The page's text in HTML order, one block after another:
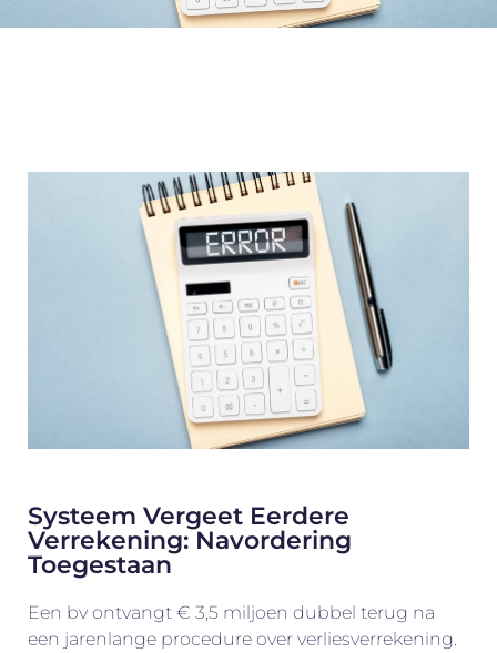
Systeem Vergeet Eerdere
Verrekening: Navordering
Toegestaan
Een bv ontvangt € 3,5 miljoen dubbel terug na
een jarenlange procedure over verliesverrekening.